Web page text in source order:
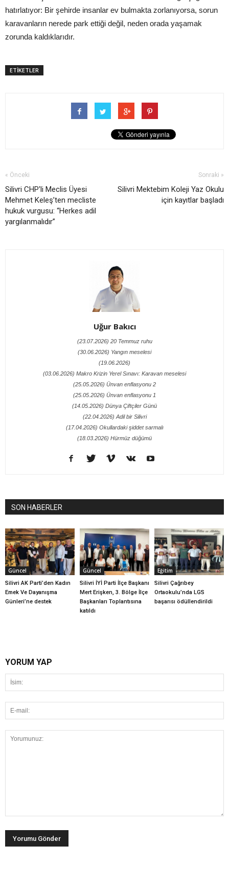
hatırlatıyor: Bir şehirde insanlar ev bulmakta zorlanıyorsa, sorun
karavanların nerede park ettiği değil, neden orada yaşamak
zorunda kaldıklarıdır.
ETİKETLER
« Önceki
Silivri CHP'li Meclis Üyesi
Mehmet Keleş’ten mecliste
hukuk vurgusu: “Herkes adil
yargılanmalıdır”
Sonraki »
Silivri Mektebim Koleji Yaz Okulu
için kayıtlar başladı
Uğur Bakıcı
(23.07.2026) 20 Temmuz ruhu
(30.06.2026) Yangın meselesi
(19.06.2026)
(03.06.2026) Makro Krizin Yerel Sınavı: Karavan meselesi
(25.05.2026) Ünvan enflasyonu 2
(25.05.2026) Ünvan enflasyonu 1
(14.05.2026) Dünya Çiftçiler Günü
(22.04.2026) Adil bir Silivri
(17.04.2026) Okullardaki şiddet sarmalı
(18.03.2026) Hürmüz düğümü
SON HABERLER
Güncel
Silivri AK Parti’den Kadın
Emek Ve Dayanışma
Günleri’ne destek
Güncel
Silivri İYİ Parti İlçe Başkanı
Mert Erişken, 3. Bölge İlçe
Başkanları Toplantısına
katıldı
Eğitim
Silivri Çağrıbey
Ortaokulu’nda LGS
başarısı ödüllendirildi
YORUM YAP